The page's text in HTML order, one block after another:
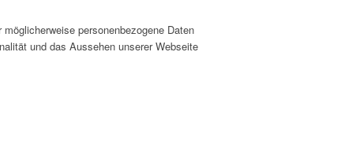
personenbezogene Daten
und das Aussehen unserer Webseite